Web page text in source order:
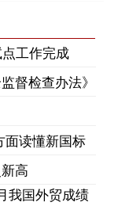
工作完成
督检查办法》
面读懂新国标
高
我国外贸成绩